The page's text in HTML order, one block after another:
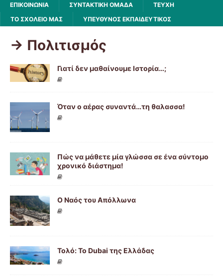
ΕΠΙΚΟΙΝΩΝΙΑ ΣΥΝΤΑΚΤΙΚΗ ΟΜΑΔΑ
ΤΕΥΧΗ
ΤΟ ΣΧΟΛΕΙΟ ΜΑΣ
ΥΠΕΥΘΥΝΟΣ ΕΚΠΑΙΔΕΥΤΙΚΟΣ
-> Πολιτισμός
Γιατί δεν μαθαίνουμε Ιστορία…;
Όταν ο αέρας συναντά…τη θαλασσα!
Πώς να μάθετε μία γλώσσα σε ένα σύντομο
χρονικό διάστημα!
Ο Ναός του Απόλλωνα
Τολό: Το Dubai της Ελλάδας